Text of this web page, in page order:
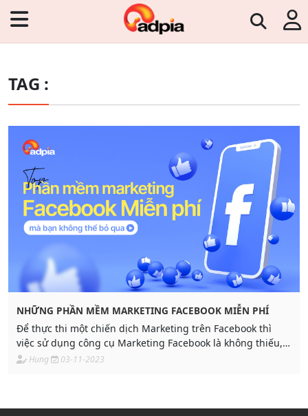
TAG :
NHỮNG PHẦN MỀM MARKETING FACEBOOK MIỄN PHÍ
Để thực thi một chiến dịch Marketing trên Facebook thì
việc sử dụng công cụ Marketing Facebook là không thiếu,
hãy cùng Adpia tìm hiểu về những phần mềm Marketing
Hung 03-11-2023